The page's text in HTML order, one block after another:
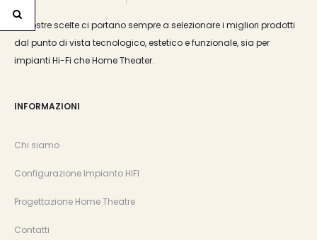
Le nostre scelte ci portano sempre a selezionare i migliori prodotti
dal punto di vista tecnologico, estetico e funzionale, sia per
impianti Hi-Fi che Home Theater.
INFORMAZIONI
Chi siamo
Configurazione Impianto HIFI
Progettazione Home Theatre
Contatti